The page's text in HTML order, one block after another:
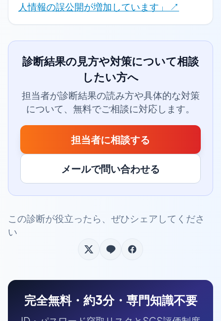
人情報の誤公開が増加しています」
↗
診断結果の見方や対策について相談
したい方へ
担当者が診断結果の読み方や具体的な対策
について、無料でご相談に対応します。
担当者に相談する
メールで問い合わせる
この診断が役立ったら、ぜひシェアしてくださ
い
完全無料・約3分・専門知識不要